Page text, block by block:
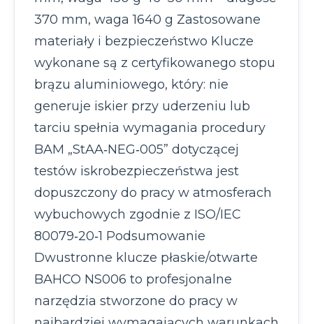
370 mm, waga 1640 g Zastosowane
materiały i bezpieczeństwo Klucze
wykonane są z certyfikowanego stopu
brązu aluminiowego, który: nie
generuje iskier przy uderzeniu lub
tarciu spełnia wymagania procedury
BAM „StAA‑NEG‑005” dotyczącej
testów iskrobezpieczeństwa jest
dopuszczony do pracy w atmosferach
wybuchowych zgodnie z ISO/IEC
80079‑20‑1 Podsumowanie
Dwustronne klucze płaskie/otwarte
BAHCO NS006 to profesjonalne
narzędzia stworzone do pracy w